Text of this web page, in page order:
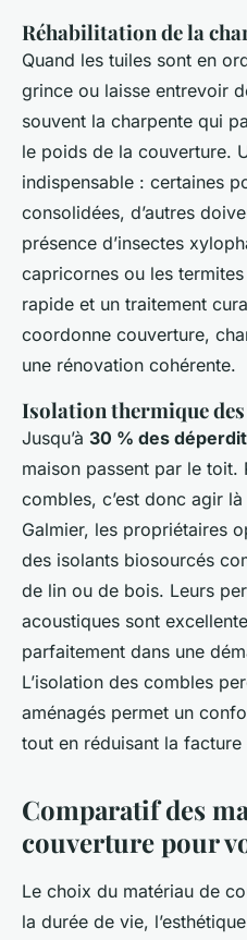
Réhabilitation de la
Quand les tuiles sont en
grince ou laisse entrevoir
souvent la charpente qui
le poids de la couverture.
indispensable : certaines
consolidées, d’autres
présence d’insectes
capricornes ou les
rapide et un traitement
coordonne couverture,
une rénovation cohérente.
Isolation thermique
Jusqu’à 30 % des
maison passent par le toit.
combles, c’est donc agir
Galmier, les propriétaires
des isolants biosourcés
de lin ou de bois. Leurs
acoustiques sont
parfaitement dans une
L’isolation des combles
aménagés permet un
tout en réduisant la facture
Comparatif des
couverture pour
Le choix du matériau de
la durée de vie,